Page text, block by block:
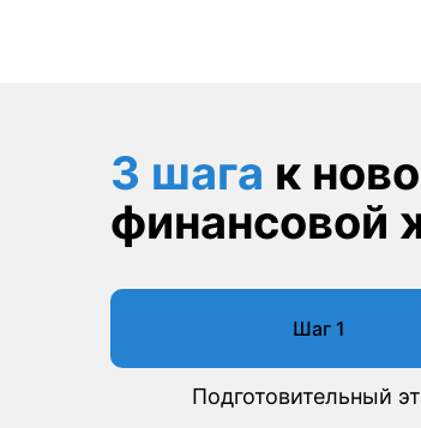
3 шага к
финансовой
Шаг 1
Подготовительный